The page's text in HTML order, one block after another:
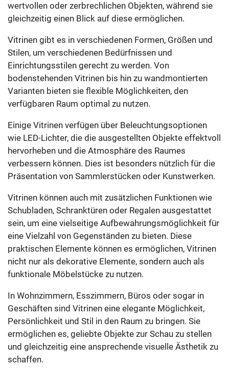
wertvollen oder zerbrechlichen Objekten, während sie
gleichzeitig einen Blick auf diese ermöglichen.
Vitrinen gibt es in verschiedenen Formen, Größen und
Stilen, um verschiedenen Bedürfnissen und
Einrichtungsstilen gerecht zu werden. Von
bodenstehenden Vitrinen bis hin zu wandmontierten
Varianten bieten sie flexible Möglichkeiten, den
verfügbaren Raum optimal zu nutzen.
Einige Vitrinen verfügen über Beleuchtungsoptionen
wie LED-Lichter, die die ausgestellten Objekte effektvoll
hervorheben und die Atmosphäre des Raumes
verbessern können. Dies ist besonders nützlich für die
Präsentation von Sammlerstücken oder Kunstwerken.
Vitrinen können auch mit zusätzlichen Funktionen wie
Schubladen, Schranktüren oder Regalen ausgestattet
sein, um eine vielseitige Aufbewahrungsmöglichkeit für
eine Vielzahl von Gegenständen zu bieten. Diese
praktischen Elemente können es ermöglichen, Vitrinen
nicht nur als dekorative Elemente, sondern auch als
funktionale Möbelstücke zu nutzen.
In Wohnzimmern, Esszimmern, Büros oder sogar in
Geschäften sind Vitrinen eine elegante Möglichkeit,
Persönlichkeit und Stil in den Raum zu bringen. Sie
ermöglichen es, geliebte Objekte zur Schau zu stellen
und gleichzeitig eine ansprechende visuelle Ästhetik zu
schaffen.